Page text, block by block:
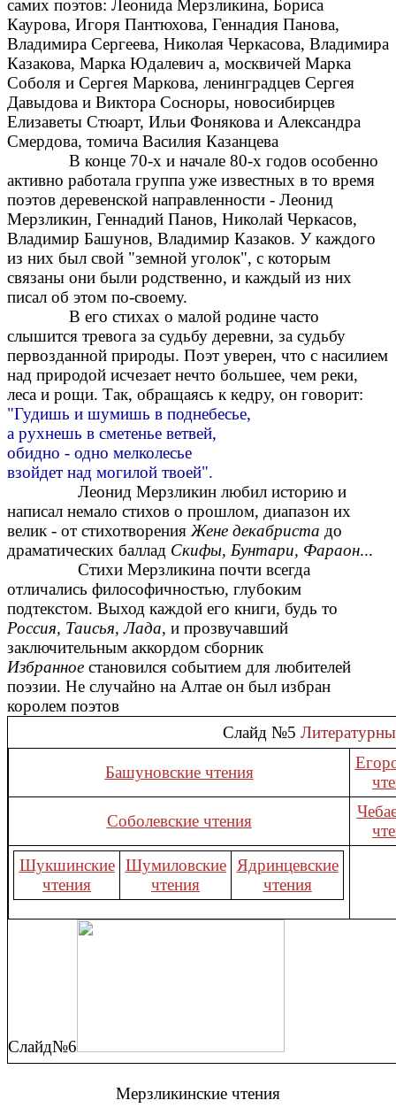
самих поэтов: Леонида Мерзликина, Бориса
Каурова, Игоря Пантюхова, Геннадия Панова,
Владимира Сергеева, Николая Черкасова, Владимира
Казакова, Марка Юдалевич а, москвичей Марка
Соболя и Сергея Маркова, ленинградцев Сергея
Давыдова и Виктора Сосноры, новосибирцев
Елизаветы Стюарт, Ильи Фонякова и Александра
Смердова, томича Василия Казанцева
В конце 70-х и начале 80-х годов особенно
активно работала группа уже известных в то время
поэтов деревенской направленности - Леонид
Мерзликин, Геннадий Панов, Николай Черкасов,
Владимир Башунов, Владимир Казаков. У каждого
из них был свой "земной уголок", с которым
связаны они были родственно, и каждый из них
писал об этом по-своему.
В его стихах о малой родине часто
слышится тревога за судьбу деревни, за судьбу
первозданной природы. Поэт уверен, что с насилием
над природой исчезает нечто большее, чем реки,
леса и рощи. Так, обращаясь к кедру, он говорит:
"Гудишь и шумишь в поднебесье,
а рухнешь в сметенье ветвей,
обидно - одно мелколесье
взойдет над могилой твоей".
Леонид Мерзликин любил историю и
написал немало стихов о прошлом, диапазон их
велик - от стихотворения Жене декабриста до
драматических баллад Скифы, Бунтари, Фараон...
Стихи Мерзликина почти всегда
отличались философичностью, глубоким
подтекстом. Выход каждой его книги, будь то
Россия, Таисья, Лада, и прозвучавший
заключительным аккордом сборник
Избранное становился событием для любителей
поэзии. Не случайно на Алтае он был избран
королем поэтов
Слайд №5
Башуновские чтения
Соболевские чтения
Шукшинские
чтения
Шумиловские
чтения
Ядринцевские
чтения
Слайд№6
Мерзликинские чтения